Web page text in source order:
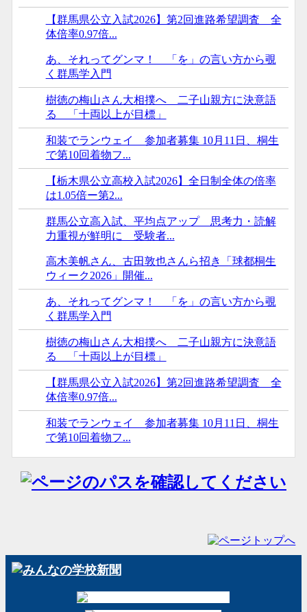
【群馬県公立入試2026】第2回進路希望調査 全
体倍率0.97倍...
あ、それってグンマ！ 「を」の言い方から覗
く群馬学入門
樹徳の梅山さん大相撲へ 二子山親方に決意語
る 「十両以上が目標」
和装でランウェイ 参加者募集 10月11日、桐生
で第10回着物フ...
【栃木県公立高校入試2026】全日制全体の倍率
は1.05倍ー第2...
群馬公立高入試、平均点アップ 思考力・読解
力重視が鮮明に 受験者...
高木美帆さん、古田敦也さんら招き「球都桐生
ウィーク2026」開催...
あ、それってグンマ！ 「を」の言い方から覗
く群馬学入門
樹徳の梅山さん大相撲へ 二子山親方に決意語
る 「十両以上が目標」
【群馬県公立入試2026】第2回進路希望調査 全
体倍率0.97倍...
和装でランウェイ 参加者募集 10月11日、桐生
で第10回着物フ...